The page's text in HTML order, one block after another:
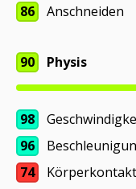
86
Anschneiden
90 Physis
98
96
74
Körperkontakt